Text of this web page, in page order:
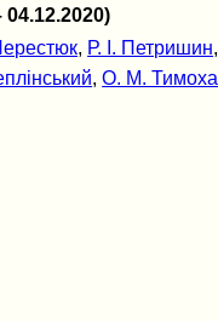
, Р. І. Петришин,
,О. М. Тимоха